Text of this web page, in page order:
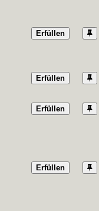
Erfüllen
Erfüllen
Erfüllen
Erfüllen